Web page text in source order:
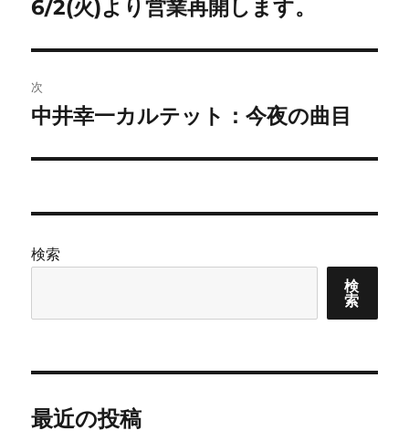
ビ
ゲ
ー
ン
前
投
稿:
6/2(火)より営業再開します。
次
次
投
中井幸一カルテット：今夜の曲目
検索
検
索
最近の投稿